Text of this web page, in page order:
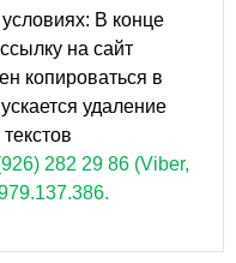
В конце
на сайт
копироваться в
удаление
282 29 86 (Viber,